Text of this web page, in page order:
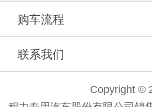
购车流程
联系我们
Copyright ©